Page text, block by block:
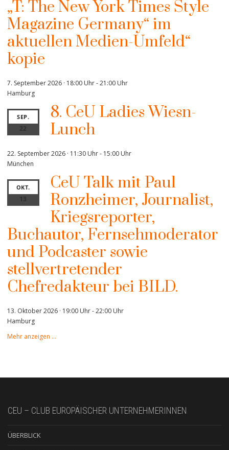
„T: The New York Times Style
Magazine Germany“ im
aktuellen Medien-Umfeld“
kopie
7. September 2026 · 18:00 Uhr-21:00 Uhr
Hamburg
SEP.
22
8. CeU Ladies Wiesn-
Lunch
22. September 2026 · 11:30 Uhr- 15:00 Uhr
München
OKT.
13
CeU Talk mit Paul
Ronzheimer, Journalist,
Kriegsreporter,
Buchautor, Fernsehmoderator
und Podcaster sowie
stellvertretender
Chefredakteur bei BILD.
13. Oktober 2026 · 19:00 Uhr-22:00 Uhr
Hamburg
Mehr anzeigen …
CEU – CLUB EUROPÄISCHER UNTERNEHMERINNEN
ÜBERBLICK